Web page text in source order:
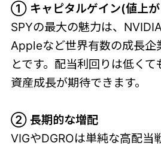
① キャピタルゲイン(値上が
SPYの最大の魅力は、
Appleなど世界有数の成長企
とです。配当利回りは低く
資産成長が期待できます。
② 長期的な増配
VIGやDGROは単純な高配当